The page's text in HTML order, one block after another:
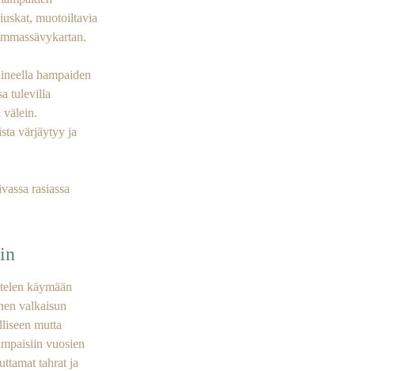
muotoiltavia
hampaiden
tulevilla
välein.
värjäytyy ja
rasiassa
käymään
valkaisun
mutta
vuosien
tahrat ja